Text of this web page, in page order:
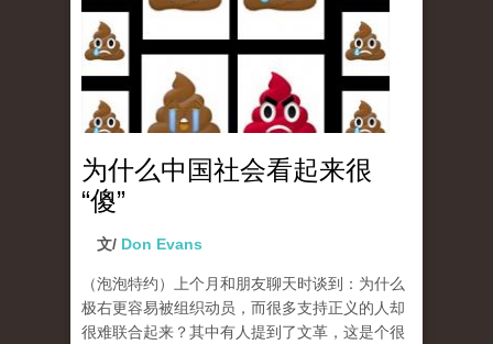
为什么中国社会看起来很
“傻”
文/ Don Evans
（泡泡特约）
上个月和朋友聊天时谈到：为什么
极右更容易被组织动员，而很多支持正义的人却
很难联合起来？其中有人提到了文革，这是个很